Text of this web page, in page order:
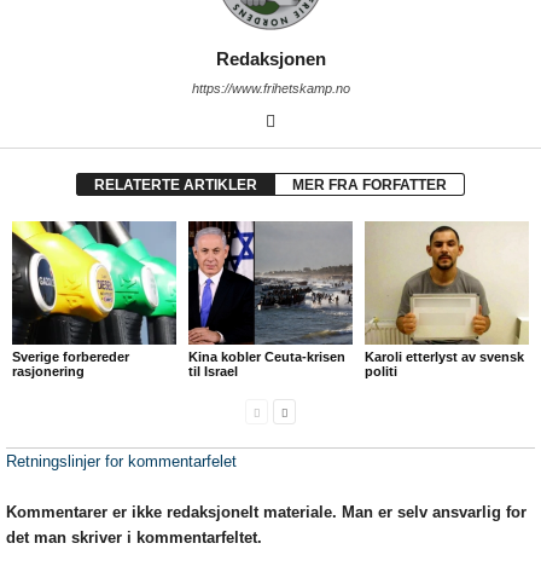
Redaksjonen
https://www.frihetskamp.no
RELATERTE ARTIKLER MER FRA FORFATTER
Sverige forbereder
rasjonering
Kina kobler Ceuta-krisen
til Israel
Karoli etterlyst av svensk
politi
Retningslinjer for kommentarfelet
Kommentarer er ikke redaksjonelt materiale. Man er selv ansvarlig for
det man skriver i kommentarfeltet.